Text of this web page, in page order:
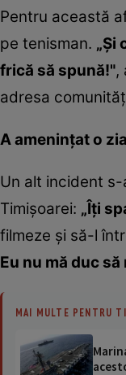
Pentru această
pe tenisman. „Şi
frică să spună!",
adresa
A ameninţat o
Un alt incident
Timişoarei: „Îţi
filmeze şi să-l
Eu nu mă duc
MAI MULTE PENTRU